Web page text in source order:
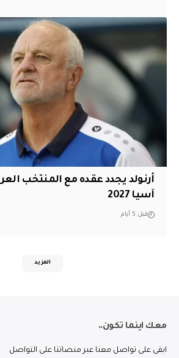
أرنولد يجدد عقده مع المنتخب
آسيا 2027
قبل 5 أيام
المزيد
معك اينما تكون..
ابقى على تواصل معنا عبر منصاتنا على التواصل